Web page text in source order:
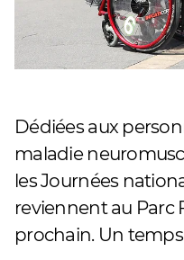
Dédiées aux
maladie
les Journées
reviennent au Parc
prochain. Un temps